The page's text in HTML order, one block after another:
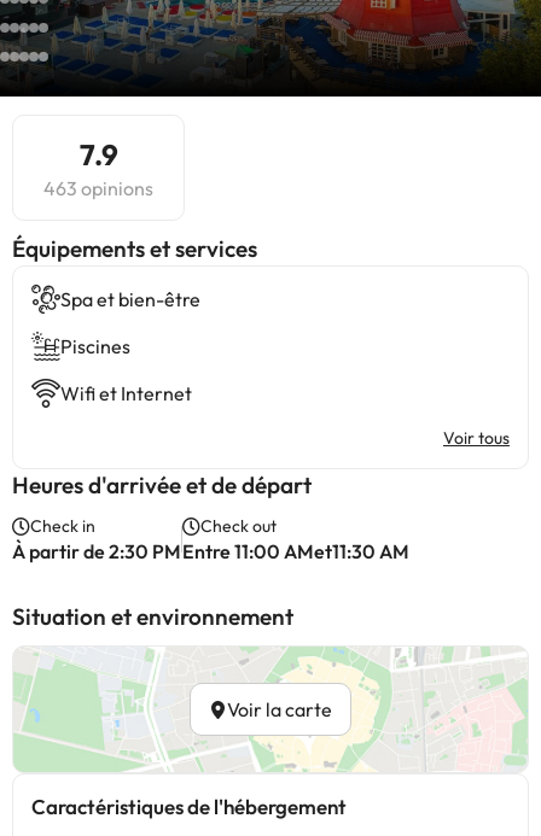
7.9
463 opinions
​Équipements et services
Spa et bien-être
Piscines
Wifi et Internet
Voir tous
Heures d'arrivée et de départ
Check in
À partir de 2:30 PM
Check out
Entre 11:00 AMet11:30 AM
Situation et environnement
Voir la carte
Caractéristiques de l'hébergement